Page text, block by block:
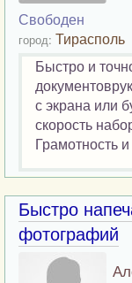
Свободен
город: Тирасполь
Быстро и
с экрана или
скорость
Грамотность
Быстро
фотографий